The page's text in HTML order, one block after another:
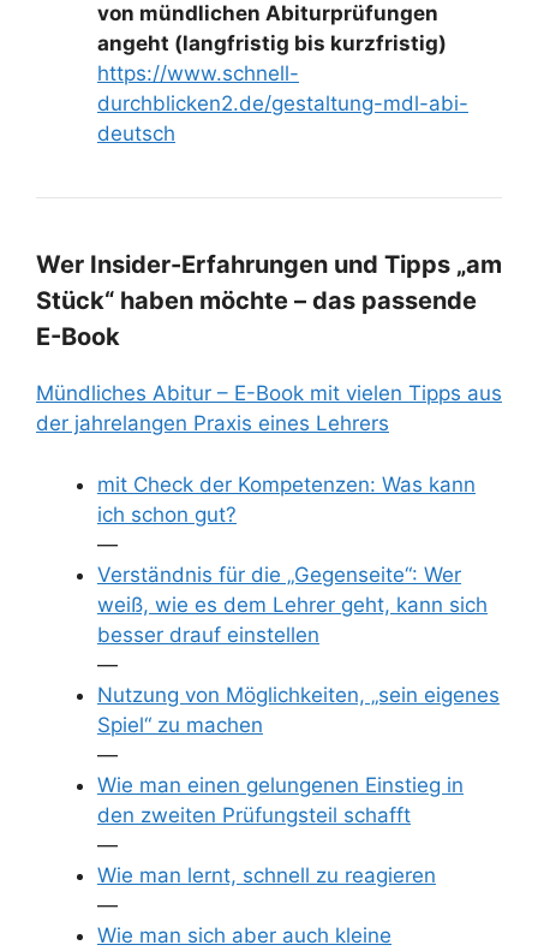
von mündlichen Abiturprüfungen
angeht (langfristig bis kurzfristig)
https://www.schnell-
durchblicken2.de/gestaltung-mdl-abi-
deutsch
Wer Insider-Erfahrungen und Tipps „am
Stück“ haben möchte – das passende
E-Book
Mündliches Abitur – E-Book mit vielen Tipps aus
der jahrelangen Praxis eines Lehrers
mit Check der Kompetenzen: Was kann
ich schon gut?
—
Verständnis für die „Gegenseite“: Wer
weiß, wie es dem Lehrer geht, kann sich
besser drauf einstellen
—
Nutzung von Möglichkeiten, „sein eigenes
Spiel“ zu machen
—
Wie man einen gelungenen Einstieg in
den zweiten Prüfungsteil schafft
—
Wie man lernt, schnell zu reagieren
—
Wie man sich aber auch kleine